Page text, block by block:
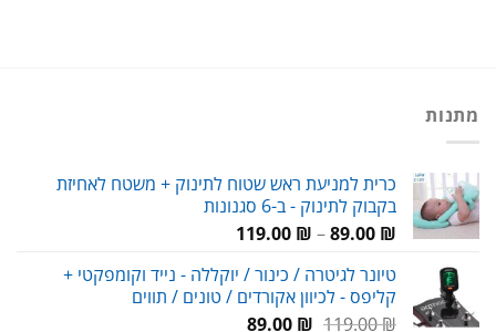
מתנות
כרית למניעת ראש שטוח לתינוק + משטח לאחיזת
בקבוק לתינוק - ב-6 סגנונות
89.00 ₪
–
119.00 ₪
עד
טיונר לגיטרה / כינור / יוקללה - נייד וקומפקטי +
קליפס - לכיוון אקורדים / טונים / תווים
119.00₪
המחיר89.00 ₪
המחיר